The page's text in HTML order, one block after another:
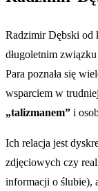
Radzimir Dębski od
długoletnim
Para poznała się
wsparciem w
„talizmanem” i
Ich relacja jest
zdjęciowych czy
informacji o ślubie),